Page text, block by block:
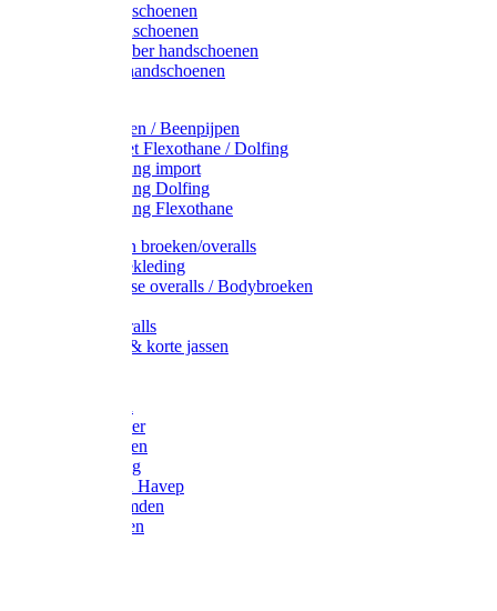
Latex handschoenen
Leren handschoenen
PVC / Rubber handschoenen
Katoenen handschoenen
Plukmouwen / Beenpijpen
Reparatieset Flexothane / Dolfing
Regenkleding import
Regenkleding Dolfing
Regenkleding Flexothane
Toebehoren broeken/overalls
Signalisatiekleding
Amerikaanse overalls / Bodybroeken
Kinderoveralls
Stofjassen & korte jassen
Bodywarmer
Werkbroeken
Zaagkleding
Werkjassen Havep
Thermohemden
Overhemden